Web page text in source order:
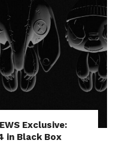
Exclusive:
in Black Box